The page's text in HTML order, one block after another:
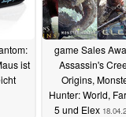
ist
game Sales
Assassin's
Origins,
Hunter: World,
5 und Elex